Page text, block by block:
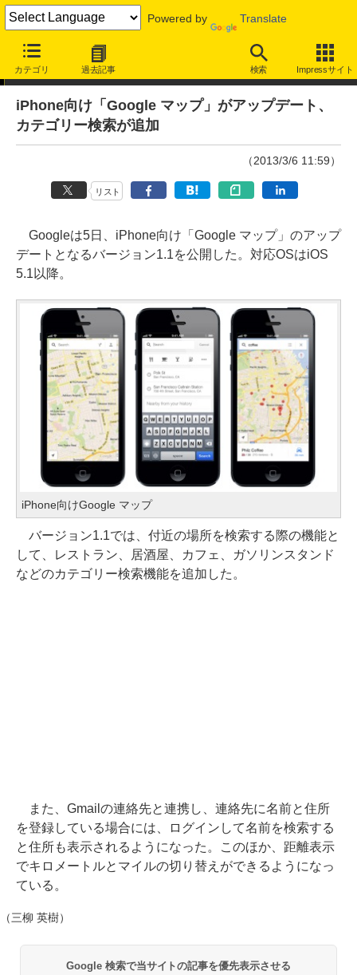
Powered by Translate
カテゴリ 過去記事 検索 Impressサイト
ニュース
iPhone向け「Google マップ」がアップデート、
カテゴリー検索が追加
（2013/3/6 11:59）
リスト
Googleは5日、iPhone向け「Google マップ」のアップ
デートとなるバージョン1.1を公開した。対応OSはiOS
5.1以降。
iPhone向けGoogle マップ
バージョン1.1では、付近の場所を検索する際の機能と
して、レストラン、居酒屋、カフェ、ガソリンスタンド
などのカテゴリー検索機能を追加した。
また、Gmailの連絡先と連携し、連絡先に名前と住所
を登録している場合には、ログインして名前を検索する
と住所も表示されるようになった。このほか、距離表示
でキロメートルとマイルの切り替えができるようになっ
ている。
（三柳 英樹）
Google 検索で当サイトの記事を優先表示させる